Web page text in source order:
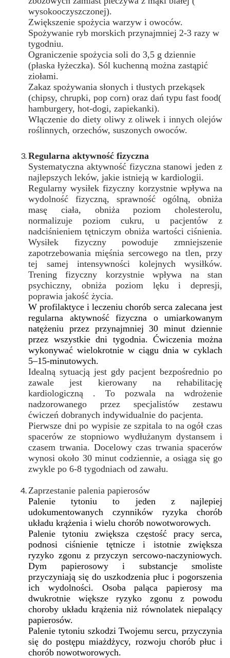
wysokooczyszczonej).
Zwiększenie spożycia warzyw i owoców.
Spożywanie ryb morskich przynajmniej 2-3 razy w
tygodniu.
Ograniczenie spożycia soli do 3,5 g dziennie
(płaska łyżeczka). Sól kuchenną można zastąpić
ziołami.
Zakaz spożywania słonych i tłustych przekąsek
(chipsy, chrupki, pop corn) oraz dań typu fast food(
hamburgery, hot-dogi, zapiekanki).
Włączenie do diety oliwy z oliwek i innych olejów
roślinnych, orzechów, suszonych owoców.
Regularna aktywność fizyczna
Systematyczna aktywność fizyczna stanowi jeden z
najlepszych leków, jakie istnieją w kardiologii.
Regularny wysiłek fizyczny korzystnie wpływa na
wydolność fizyczną, sprawność ogólną, obniża
masę ciała, obniża poziom cholesterolu,
normalizuje poziom cukru, u pacjentów z
nadciśnieniem tętniczym obniża wartości ciśnienia.
Wysiłek fizyczny powoduje zmniejszenie
zapotrzebowania mięśnia sercowego na tlen, przy
tej samej intensywności kolejnych wysiłków.
Trening fizyczny korzystnie wpływa na stan
psychiczny, obniża poziom lęku i depresji,
poprawia jakość życia.
W profilaktyce i leczeniu chorób serca zalecana jest
regularna aktywność fizyczna o umiarkowanym
natężeniu przez przynajmniej 30 minut dziennie
przez wszystkie dni tygodnia. Ćwiczenia można
wykonywać wielokrotnie w ciągu dnia w cyklach
5–15-minutowych.
Idealną sytuacją jest gdy pacjent bezpośrednio po
zawale jest kierowany na rehabilitację
kardiologiczną . To pozwala na wdrożenie
nadzorowanego przez specjalistów zestawu
ćwiczeń dobranych indywidualnie do pacjenta.
Pierwsze dni po wypisie ze szpitala to na ogół czas
spacerów ze stopniowo wydłużanym dystansem i
czasem trwania. Docelowy czas trwania spacerów
wynosi około 30 minut codziennie, a osiąga się go
zwykle po 6-8 tygodniach od zawału.
Zaprzestanie palenia papierosów
Palenie tytoniu to jeden z najlepiej
udokumentowanych czynników ryzyka chorób
układu krążenia i wielu chorób nowotworowych.
Palenie tytoniu zwiększa częstość pracy serca,
podnosi ciśnienie tętnicze i istotnie zwiększa
ryzyko zgonu z przyczyn sercowo-naczyniowych.
Dym papierosowy i substancje smoliste
przyczyniają się do uszkodzenia płuc i pogorszenia
ich wydolności. Osoba paląca papierosy ma
dwukrotnie większe ryzyko zgonu z powodu
choroby układu krążenia niż równolatek niepalący
papierosów.
Palenie tytoniu szkodzi Twojemu sercu, przyczynia
się do postępu miażdżycy, rozwoju chorób płuc i
chorób nowotworowych.